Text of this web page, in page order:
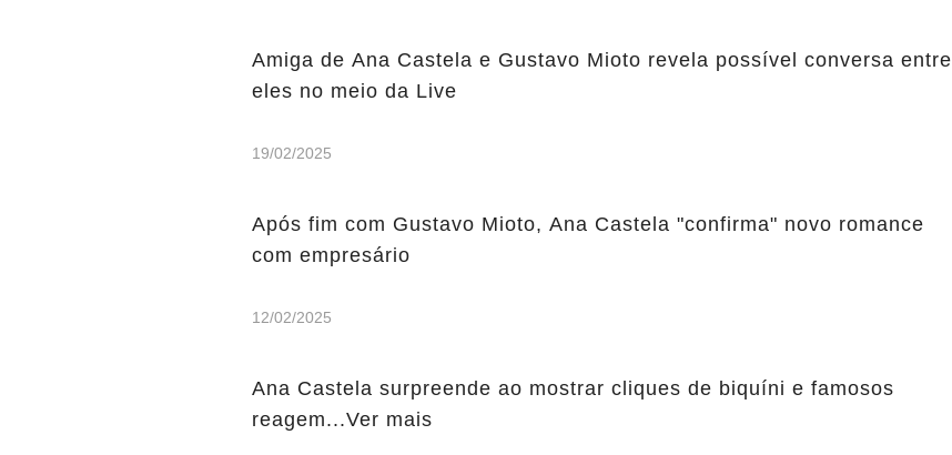
Amiga de Ana Castela e Gustavo Mioto revela possível conversa entre
eles no meio da Live
19/02/2025
Após fim com Gustavo Mioto, Ana Castela "confirma" novo romance
com empresário
12/02/2025
Ana Castela surpreende ao mostrar cliques de biquíni e famosos
reagem...Ver mais